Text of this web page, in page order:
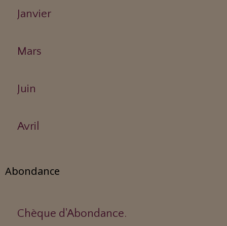
Janvier
Mars
Juin
Avril
Abondance
Chèque d'Abondance.